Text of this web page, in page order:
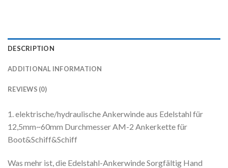
DESCRIPTION
ADDITIONAL INFORMATION
REVIEWS (0)
1. elektrische/hydraulische Ankerwinde aus Edelstahl für
12,5mm~60mm Durchmesser AM-2 Ankerkette für
Boot&Schiff&Schiff
Was mehr ist, die Edelstahl-Ankerwinde Sorgfältig Hand